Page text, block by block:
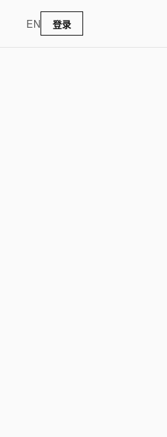
EN 登录